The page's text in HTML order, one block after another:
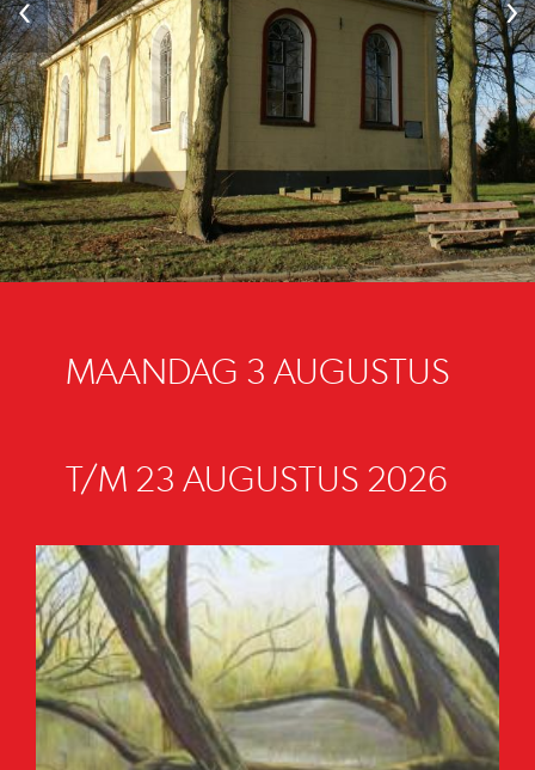
‹ ›
MAANDAG 3 AUGUSTUS
T/M 23 AUGUSTUS 2026